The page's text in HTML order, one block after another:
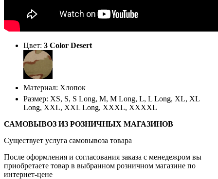
Цвет: 3 Color Desert
Материал: Хлопок
Размер: XS, S, S Long, M, M Long, L, L Long, XL, XL
Long, XXL, XXL Long, XXXL, XXXXL
САМОВЫВОЗ ИЗ РОЗНИЧНЫХ МАГАЗИНОВ
Существует услуга самовывоза товара
После оформления и согласования заказа с менедежром вы
приобретаете товар в выбранном розничном магазине по
интернет-цене